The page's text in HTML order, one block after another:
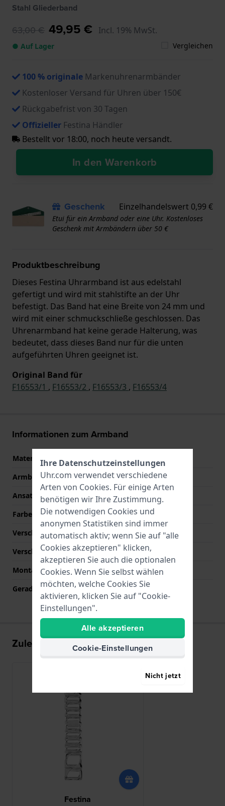
Stahl Gliederband
63,00 € 49,95 € Incl. 19% MwSt.
● Auf Lager Vergleichen
100 % originale Markenuhrenarmbänder
Kostenloser Versand für Uhren über 150€
Rückgabefrist von 30 Tagen
Offizieller Festina Händler
Bestellt vor 18:00, noch heute versandt.
In den Warenkorb
Geschenk Einzelhandelswert 0,99 €
Etui für ein Armband oder eine Uhr. Kostenloses
Geschenk mit Armbändern über 50 €
Produktbeschreibung
Dieses Festina Uhrarmband ist aus edelstahl
gefertigt und wird mit stahlstifte an der Uhr
befestigt. Das Band hat eine Breite von 24 mm und
wird mit einer schmuckschließe geschlossen. Das
Uhrenarmband hat keine gerade Halterung, was
bedeutet, dass dieses Band nur für die unten
aufgeführten Uhren geeignet ist.
Original Band für
F16553/1 , F16553/2 , F16553/3 , F16553/4
Informationen zum Armband
Material des Armbands
Edelstahl
Armbandbreite
24 mm
Ansatzbreite
15 mm
Farbe des Armbands
Silber
Verschlusstyp
Schmuckschließe
Verschlussfarbe
Silber
Montagetyp
Stahlstifte
Gerade Bandhalterung
Nein
Zuletzt angesehen
Festina
Ihre Datenschutzeinstellungen
Uhr.com verwendet verschiedene
Arten von Cookies. Für einige Arten
benötigen wir Ihre Zustimmung.
Die notwendigen Cookies und
anonymen Statistiken sind immer
automatisch aktiv; wenn Sie auf "alle
Cookies akzeptieren" klicken,
akzeptieren Sie auch die optionalen
Cookies. Wenn Sie selbst wählen
möchten, welche Cookies Sie
aktivieren, klicken Sie auf "Cookie-
Einstellungen".
Alle akzeptieren
Cookie-Einstellungen
Nicht jetzt